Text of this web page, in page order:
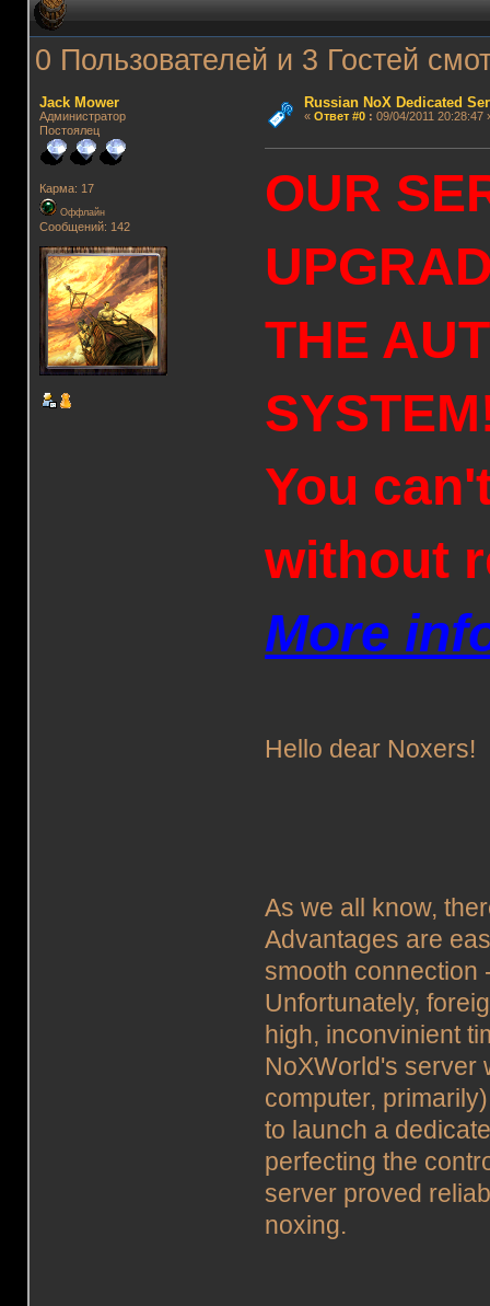
0 Пользователей и 3 Гостей
Jack Mower
Администратор
Постоялец
Карма: 17
Оффлайн
Сообщений: 142
Russian NoX Dedicated
« Ответ #0: 09/04/2011 20:28:47
OUR
THE
You
without
More
Hello dear Noxers!
As we all know,
Advantages are
smooth connection
Unfortunately,
high, inconvinient
NoXWorld's server
computer,
to launch a
perfecting the
server proved
noxing.